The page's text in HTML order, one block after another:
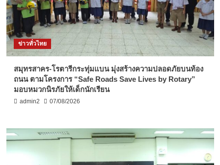
ข่าวทั่วไทย
สมุทรสาคร-โรตารีกระทุ่มแบน มุ่งสร้างความปลอดภัยบนท้อง
ถนน ตามโครงการ “Safe Roads Save Lives by Rotary”
มอบหมวกนิรภัยให้เด็กนักเรียน
admin2 07/08/2026